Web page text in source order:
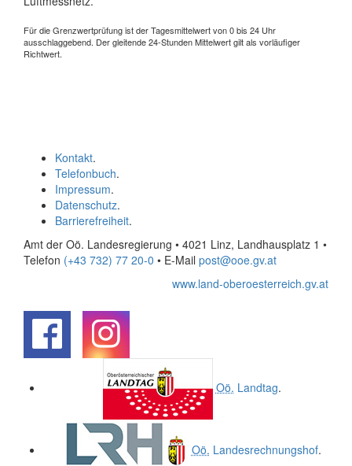
Für die Grenzwertprüfung ist der Tagesmittelwert von 0 bis 24 Uhr
ausschlaggebend. Der gleitende 24-Stunden Mittelwert gilt als vorläufiger
Richtwert.
Kontakt.
Telefonbuch.
Impressum.
Datenschutz.
Barrierefreiheit.
Amt der Oö. Landesregierung • 4021 Linz, Landhausplatz 1 •
Telefon (+43 732) 77 20-0 • E-Mail post@ooe.gv.at
www.land-oberoesterreich.gv.at
Oö. Landtag.
Oö. Landesrechnungshof.